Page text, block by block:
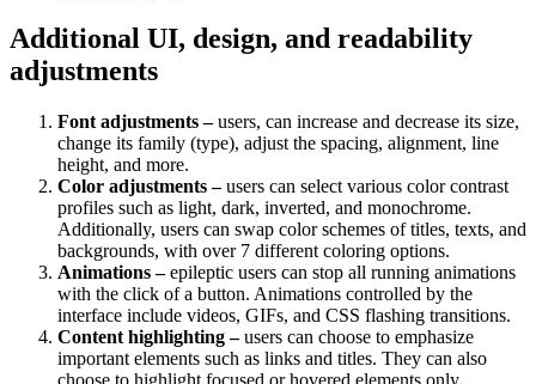
Additional UI, design, and readability
adjustments
Font adjustments –users, can increase and decrease its size,
change its family (type), adjust the spacing, alignment, line
height, and more.
Color adjustments –users can select various color contrast
profiles such as light, dark, inverted, and monochrome.
Additionally, users can swap color schemes of titles, texts, and
backgrounds, with over 7 different coloring options.
Animations –epileptic users can stop all running animations
with the click of a button. Animations controlled by the
interface include videos, GIFs, and CSS flashing transitions.
Content highlighting –users can choose to emphasize
important elements such as links and titles. They can also